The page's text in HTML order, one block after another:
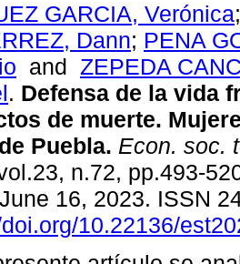
GARCIA, Verónica
Dann; PENA
and ZEPEDA
. Defensa de la vida
de muerte.
Puebla. Econ. soc.
n.72, pp.493-
16, 2023. ISSN
10.22136/